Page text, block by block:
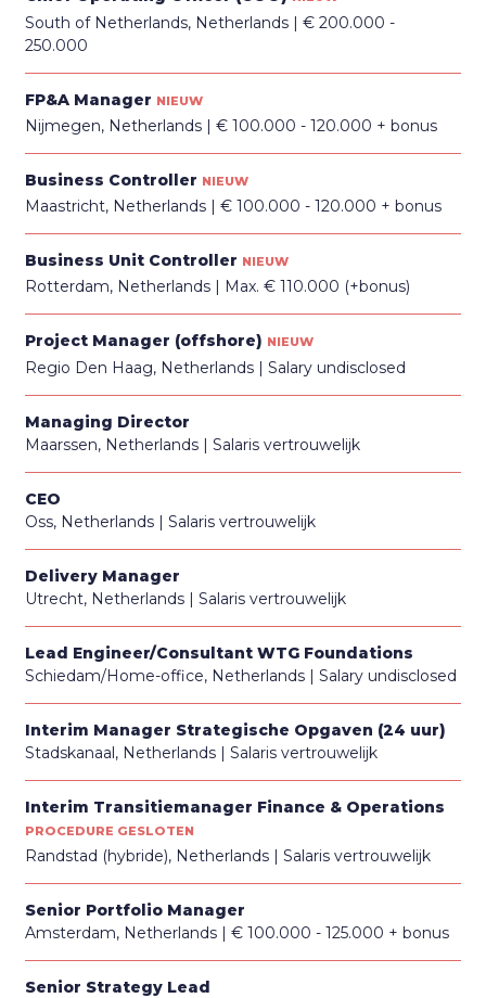
South of Netherlands, Netherlands
€ 200.000 -
250.000
FP&A Manager NIEUW
Nijmegen, Netherlands € 100.000 - 120.000 + bonus
Business Controller NIEUW
Maastricht, Netherlands € 100.000 - 120.000 + bonus
Business Unit Controller NIEUW
Rotterdam, Netherlands Max. € 110.000 (+bonus)
Project Manager (offshore) NIEUW
Regio Den Haag, Netherlands Salary undisclosed
Managing Director
Maarssen, Netherlands
Salaris vertrouwelijk
CEO
Oss, Netherlands
Salaris vertrouwelijk
Delivery Manager
Utrecht, Netherlands
Salaris vertrouwelijk
Lead Engineer/Consultant WTG Foundations
Schiedam/Home-office, Netherlands
Salary undisclosed
Interim Manager Strategische Opgaven (24 uur)
Stadskanaal, Netherlands
Salaris vertrouwelijk
Interim Transitiemanager Finance & Operations
PROCEDURE GESLOTEN
Randstad (hybride), Netherlands Salaris vertrouwelijk
Senior Portfolio Manager
Amsterdam, Netherlands
€ 100.000 - 125.000 + bonus
Senior Strategy Lead